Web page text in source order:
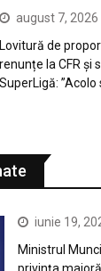
august 7, 2026
Lovitură de
renunțe la CFR și
SuperLigă:
iunie 19,
Ministrul